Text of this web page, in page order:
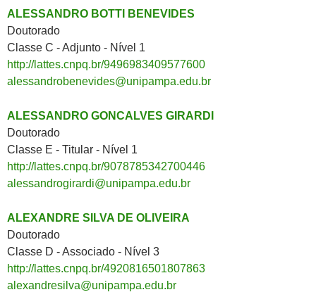
ALESSANDRO BOTTI BENEVIDES
Doutorado
Classe C - Adjunto - Nível 1
http://lattes.cnpq.br/9496983409577600
alessandrobenevides@unipampa.edu.br
ALESSANDRO GONCALVES GIRARDI
Doutorado
Classe E - Titular - Nível 1
http://lattes.cnpq.br/9078785342700446
alessandrogirardi@unipampa.edu.br
ALEXANDRE SILVA DE OLIVEIRA
Doutorado
Classe D - Associado - Nível 3
http://lattes.cnpq.br/4920816501807863
alexandresilva@unipampa.edu.br